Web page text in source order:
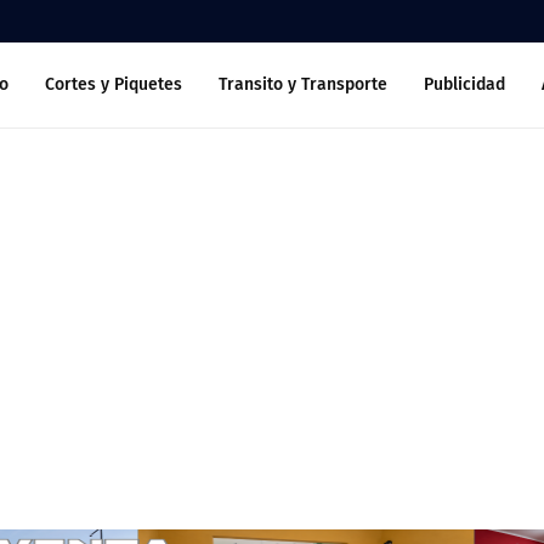
Cortes y Piquetes Transito y Transporte Publicidad